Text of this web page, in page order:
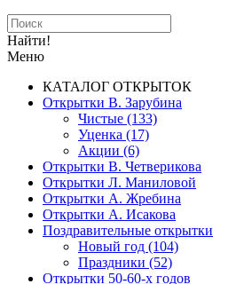
Найти!
Меню
КАТАЛОГ ОТКРЫТОК
Открытки В. Зарубина
Чистые (133)
Уценка (17)
Акции (6)
Открытки В. Четверикова
Открытки Л. Маниловой
Открытки А. Жребина
Открытки А. Исакова
Поздравительные открытки
Новый год (104)
Праздники (52)
Открытки 50-60-х годов